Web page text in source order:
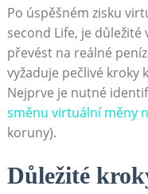
Po úspěšném zisku
second Life, je
převést na reálné
vyžaduje pečlivé kroky
Nejprve je nutné
směnu virtuální měny
koruny).
Důležité